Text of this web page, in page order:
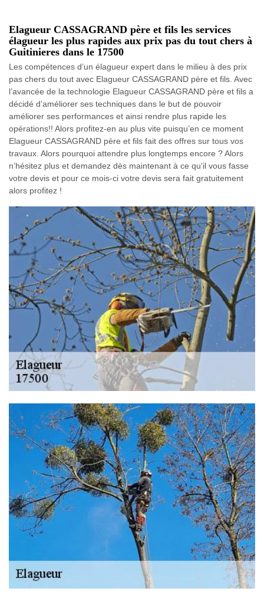
Elagueur CASSAGRAND père et fils les services
élagueur les plus rapides aux prix pas du tout chers à
Guitinieres dans le 17500
Les compétences d’un élagueur expert dans le milieu à des prix
pas chers du tout avec Elagueur CASSAGRAND père et fils. Avec
l’avancée de la technologie Elagueur CASSAGRAND père et fils a
décidé d’améliorer ses techniques dans le but de pouvoir
améliorer ses performances et ainsi rendre plus rapide les
opérations!! Alors profitez-en au plus vite puisqu’en ce moment
Elagueur CASSAGRAND père et fils fait des offres sur tous vos
travaux. Alors pourquoi attendre plus longtemps encore ? Alors
n’hésitez plus et demandez dès maintenant à ce qu’il vous fasse
votre devis et pour ce mois-ci votre devis sera fait gratuitement
alors profitez !